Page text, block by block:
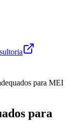
para MEI
para